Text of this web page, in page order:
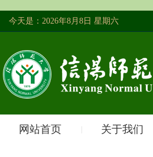
今天是：2026年8月8日 星期六
网站首页 关于我们